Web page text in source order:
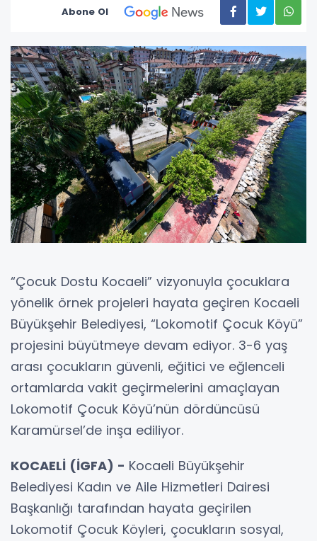
Abone Ol
“Çocuk Dostu Kocaeli” vizyonuyla çocuklara
yönelik örnek projeleri hayata geçiren Kocaeli
Büyükşehir Belediyesi, “Lokomotif Çocuk Köyü”
projesini büyütmeye devam ediyor. 3-6 yaş
arası çocukların güvenli, eğitici ve eğlenceli
ortamlarda vakit geçirmelerini amaçlayan
Lokomotif Çocuk Köyü’nün dördüncüsü
Karamürsel’de inşa ediliyor.
KOCAELİ (İGFA) - Kocaeli Büyükşehir
Belediyesi Kadın ve Aile Hizmetleri Dairesi
Başkanlığı tarafından hayata geçirilen
Lokomotif Çocuk Köyleri, çocukların sosyal,